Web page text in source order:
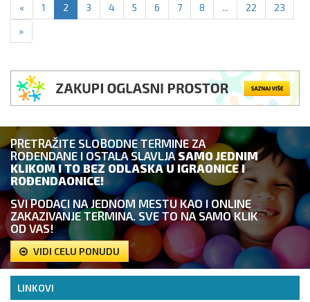
« 1 2 3 4 5 6 7 8 ... 22
23
»
PRETRAŽITE SLOBODNE TERMINE ZA
ROĐENDANE I OSTALA SLAVLJASAMO JEDNIM
KLIKOM I TO BEZ ODLASKA U IGRAONICE I
ROĐENDAONICE!
SVI PODACI NA JEDNOM MESTU KAO I ONLINE
ZAKAZIVANJE TERMINA. SVE TO NA SAMO KLIK
OD VAS!
VIDI CELU PONUDU
LINKOVI